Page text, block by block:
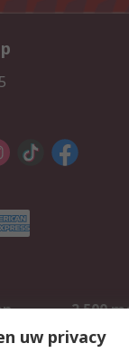
2.500
uw privacy